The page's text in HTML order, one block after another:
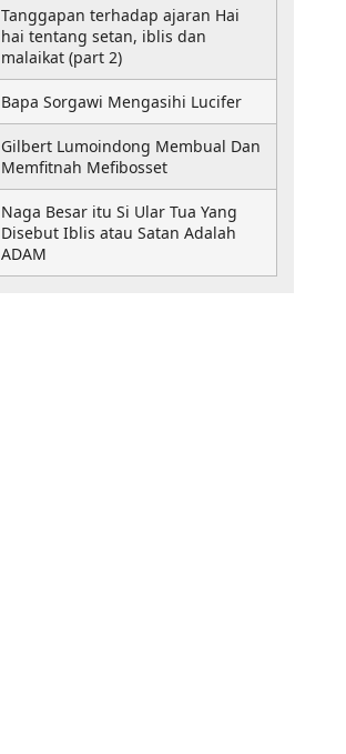
Tanggapan terhadap ajaran Hai
hai tentang setan, iblis dan
malaikat (part 2)
Bapa Sorgawi Mengasihi Lucifer
Gilbert Lumoindong Membual Dan
Memfitnah Mefibosset
Naga Besar itu Si Ular Tua Yang
Disebut Iblis atau Satan Adalah
ADAM